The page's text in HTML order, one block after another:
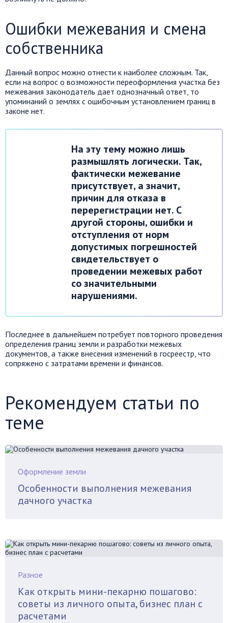
Ошибки межевания и смена
собственника
Данный вопрос можно отнести к наиболее сложным. Так,
если на вопрос о возможности переоформления участка без
межевания законодатель дает однозначный ответ, то
упоминаний о землях с ошибочным установлением границ в
законе нет.
На эту тему можно лишь
размышлять логически. Так,
фактически межевание
присутствует, а значит,
причин для отказа в
перерегистрации нет. С
другой стороны, ошибки и
отступления от норм
допустимых погрешностей
свидетельствует о
проведении межевых работ
со значительными
нарушениями.
Последнее в дальнейшем потребует повторного проведения
определения границ земли и разработки межевых
документов, а также внесения изменений в госреестр, что
сопряжено с затратами времени и финансов.
Рекомендуем статьи по
теме
Оформление земли
Особенности выполнения межевания
дачного участка
Разное
Как открыть мини-пекарню пошагово:
советы из личного опыта, бизнес план с
расчетами